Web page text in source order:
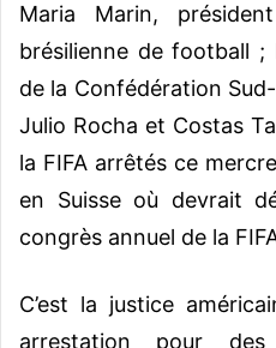
Maria Marin,
brésilienne de football ;
de la Confédération
Julio Rocha et Costas
la FIFA arrêtés ce
en Suisse où devrait
congrès annuel de la
C’est la justice
arrestation pour